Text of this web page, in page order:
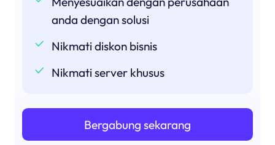
anda dengan solusi
Nikmati diskon bisnis
Nikmati server khusus
Bergabung sekarang